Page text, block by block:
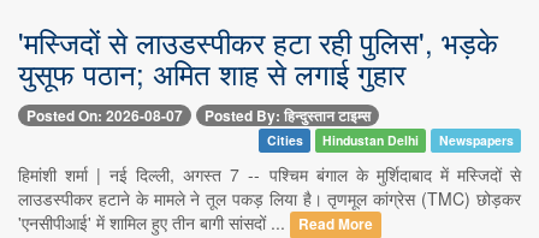
'मस्जिदों से लाउडस्पीकर हटा रही पुलिस', भड़के
युसूफ पठान; अमित शाह से लगाई गुहार
Posted On: 2026-08-07 Posted By: हिन्दुस्तान टाइम्स
Cities Hindustan Delhi Newspapers
हिमांशी शर्मा | नई दिल्ली, अगस्त 7 -- पश्चिम बंगाल के मुर्शिदाबाद में मस्जिदों से
लाउडस्पीकर हटाने के मामले ने तूल पकड़ लिया है। तृणमूल कांग्रेस (TMC) छोड़कर
'एनसीपीआई' में शामिल हुए तीन बागी सांसदों ...
Read More